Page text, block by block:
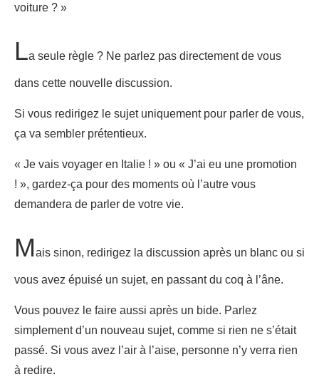
voiture ? »
La seule règle ? Ne parlez pas directement de vous
dans cette nouvelle discussion.
Si vous redirigez le sujet uniquement pour parler de vous,
ça va sembler prétentieux.
« Je vais voyager en Italie ! » ou « J’ai eu une promotion
! », gardez-ça pour des moments où l’autre vous
demandera de parler de votre vie.
Mais sinon, redirigez la discussion après un blanc ou si
vous avez épuisé un sujet, en passant du coq à l’âne.
Vous pouvez le faire aussi après un bide. Parlez
simplement d’un nouveau sujet, comme si rien ne s’était
passé. Si vous avez l’air à l’aise, personne n’y verra rien
à redire.